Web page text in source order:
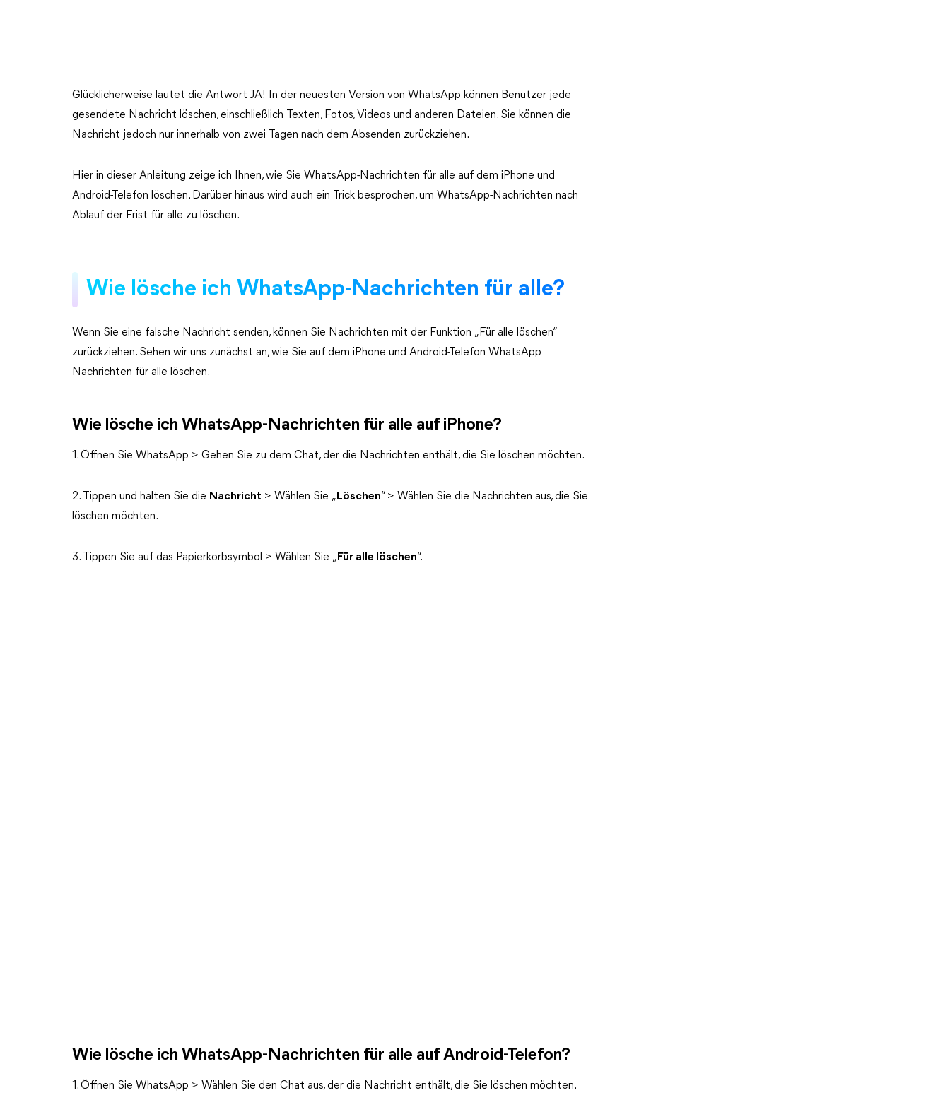
Glücklicherweise lautet die Antwort JA! In der neuesten Version von WhatsApp können Benutzer jede
gesendete Nachricht löschen, einschließlich Texten, Fotos, Videos und anderen Dateien. Sie können die
Nachricht jedoch nur innerhalb von zwei Tagen nach dem Absenden zurückziehen.
Hier in dieser Anleitung zeige ich Ihnen, wie Sie WhatsApp-Nachrichten für alle auf dem iPhone und
Android-Telefon löschen. Darüber hinaus wird auch ein Trick besprochen, um WhatsApp-Nachrichten nach
Ablauf der Frist für alle zu löschen.
Wie lösche ich WhatsApp-Nachrichten für alle?
Wenn Sie eine falsche Nachricht senden, können Sie Nachrichten mit der Funktion „Für alle löschen“
zurückziehen. Sehen wir uns zunächst an, wie Sie auf dem iPhone und Android-Telefon WhatsApp
Nachrichten für alle löschen.
Wie lösche ich WhatsApp-Nachrichten für alle auf iPhone?
1. Öffnen Sie WhatsApp > Gehen Sie zu dem Chat, der die Nachrichten enthält, die Sie löschen möchten.
2. Tippen und halten Sie die Nachricht > Wählen Sie „ Löschen“ > Wählen Sie die Nachrichten aus, die Sie
löschen möchten.
3. Tippen Sie auf das Papierkorbsymbol > Wählen Sie „ Für alle löschen“.
Wie lösche ich WhatsApp-Nachrichten für alle auf Android-Telefon?
1. Öffnen Sie WhatsApp > Wählen Sie den Chat aus, der die Nachricht enthält, die Sie löschen möchten.